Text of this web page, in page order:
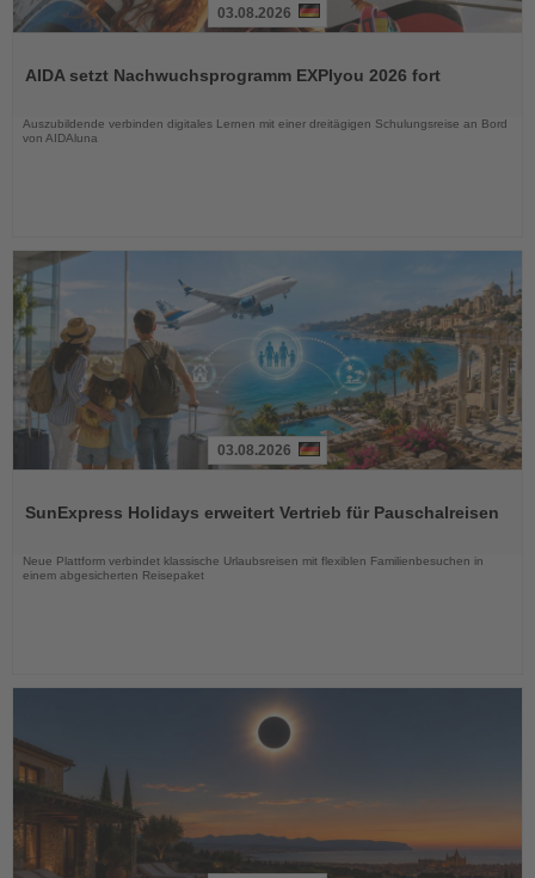
die
03.08.2026
AIDA setzt Nachwuchsprogramm EXPIyou 2026 fort
Auszubildende verbinden digitales Lernen mit einer dreitägigen Schulungsreise an Bord
von AIDAluna
die
03.08.2026
SunExpress Holidays erweitert Vertrieb für Pauschalreisen
Neue Plattform verbindet klassische Urlaubsreisen mit flexiblen Familienbesuchen in
einem abgesicherten Reisepaket